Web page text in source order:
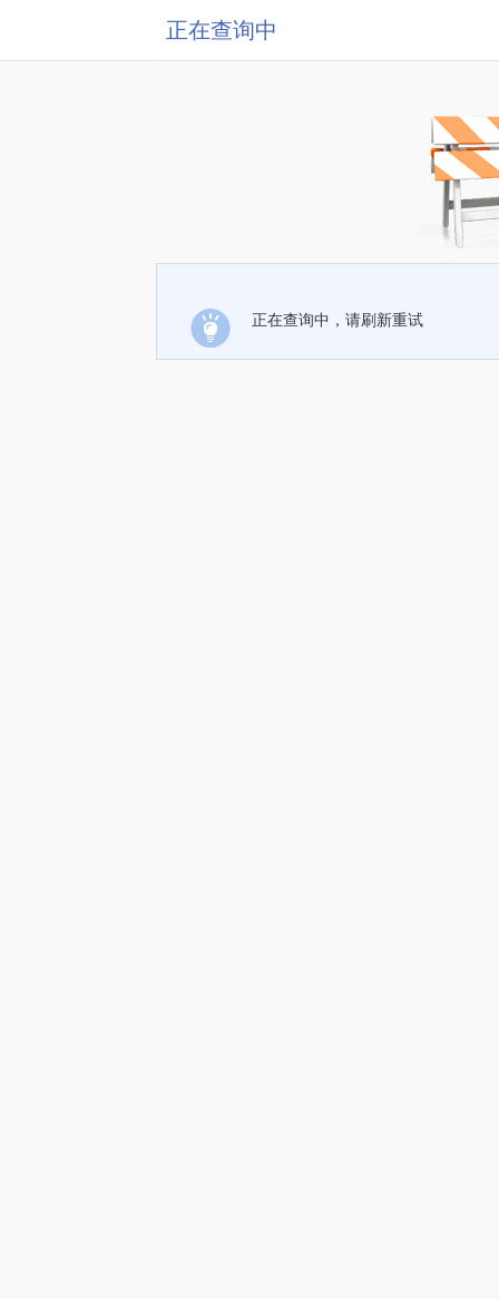
正在查询中
正在查询中，请刷新重试